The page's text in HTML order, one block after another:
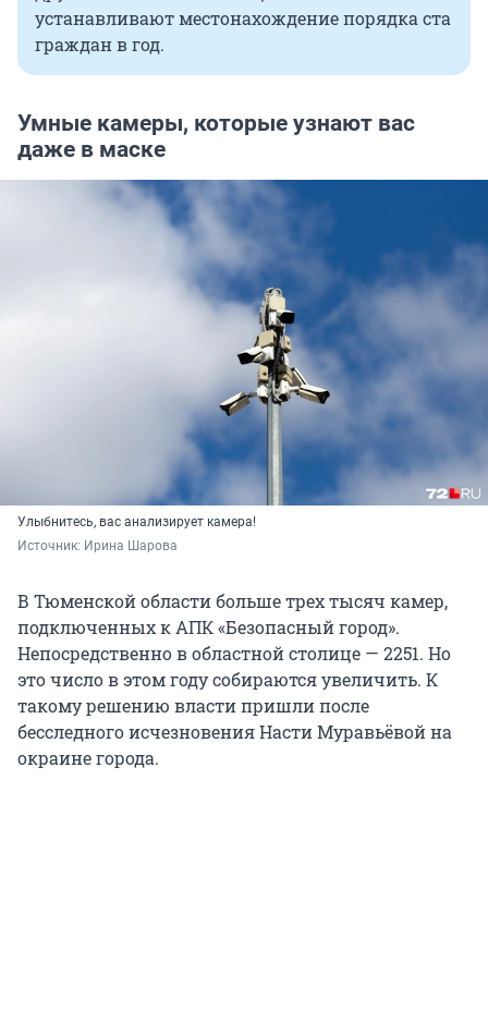
устанавливают местонахождение порядка ста
граждан в год.
Умные камеры, которые узнают вас
даже в маске
Улыбнитесь, вас анализирует камера!
Источник: Ирина Шарова
В Тюменской области больше трех тысяч камер,
подключенных к АПК «Безопасный город».
Непосредственно в областной столице — 2251. Но
это число в этом году собираются увеличить. К
такому решению власти пришли после
бесследного исчезновения Насти Муравьёвой на
окраине города.